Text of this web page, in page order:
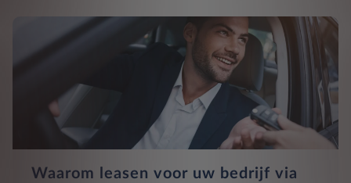
Waarom leasen voor uw bedrijf via